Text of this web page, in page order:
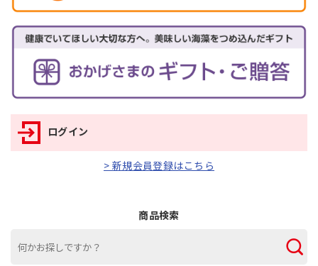
ログイン
> 新規会員登録はこちら
商品検索